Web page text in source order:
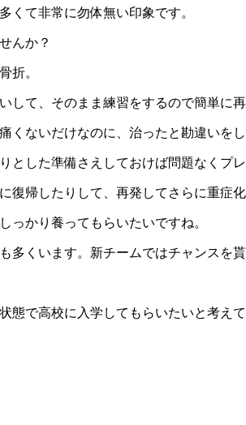
くて非常に勿体無い印象です。
んか？
折。
して、そのまま練習をするので簡単に再
ないだけなのに、治ったと勘違いを
した準備さえしておけば問題なくプ
帰したりして、再発してさらに重症
っかり養ってもらいたいですね。
くいます。新チームではチャンスを
で高校に入学してもらいたいと考えて